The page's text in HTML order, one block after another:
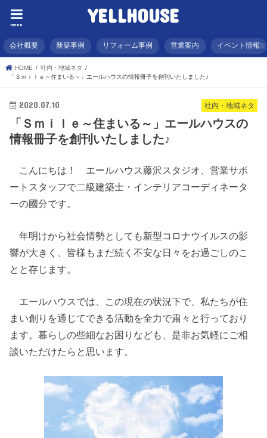
YELLHOUSE
menu
会社概要 新築事例 リフォーム事例 営業案内 イベント情報
HOME
社内・地域ネタ
「Ｓｍｉｌｅ～住まいる～」エールハウスの情報冊子を創刊いたしました♪
社内・地域ネタ
2020.07.10
「Ｓｍｉｌｅ～住まいる～」エールハウスの
情報冊子を創刊いたしました♪
こんにちは！ エールハウス藤沢スタジオ、営業サポ
ートスタッフで二級建築士・インテリアコーディネータ
ーの國分です。
年明けから社会情勢としても新型コロナウイルスの影
響が大きく、皆様もまだ続く不安な日々をお過ごしのこ
とと存じます。
エールハウスでは、この現在の状況下で、私たちが住
まい創りを通じてできる活動を全力で粛々と行っており
ます。暮らしの些細なお困りなども、是非お気軽にご相
談いただけたらと思います。